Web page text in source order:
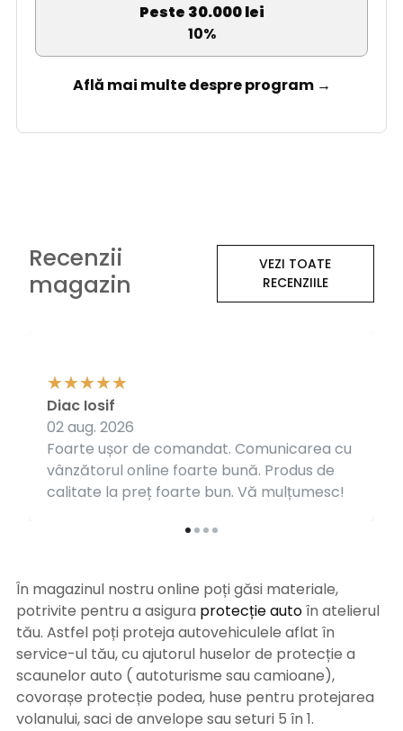
Peste 30.000 lei
10%
Află mai multe despre program →
Recenzii
magazin
VEZI TOATE
RECENZIILE
Foarte ușor de comandat. Comunicarea cu
vânzătorul online foarte bună. Produs de
calitate la preț foarte bun. Vă mulțumesc!
Diac Iosif
02 aug. 2026
În magazinul nostru online poți găsi materiale,
potrivite pentru a asigura protecție autoîn atelierul
tău. Astfel poți proteja autovehiculele aflat în
service-ul tău, cu ajutorul huselor de protecție a
scaunelor auto ( autoturisme sau camioane),
covorașe protecție podea, huse pentru protejarea
volanului, saci de anvelope sau seturi 5 în 1.